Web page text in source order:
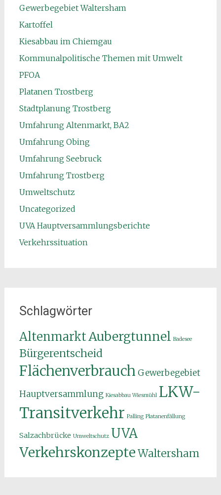
Gewerbegebiet Waltersham
Kartoffel
Kiesabbau im Chiemgau
Kommunalpolitische Themen mit Umwelt
PFOA
Platanen Trostberg
Stadtplanung Trostberg
Umfahrung Altenmarkt, BA2
Umfahrung Obing
Umfahrung Seebruck
Umfahrung Trostberg
Umweltschutz
Uncategorized
UVA Hauptversammlungsberichte
Verkehrssituation
Schlagwörter
AltenmarktAubergtunnel Badesee
Bürgerentscheid
Flächenverbrauch Gewerbegebiet
Hauptversammlung Kiesabbau Wiesmühl LKW-
Transitverkehr Palling Platanenfällung
Salzachbrücke Umweltschutz UVA
VerkehrskonzepteWaltersham